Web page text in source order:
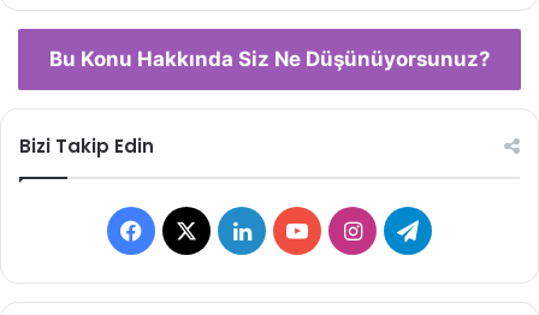
Bu Konu Hakkında Siz Ne Düşünüyorsunuz?
Bizi Takip Edin
Facebook
X LinkedInYouTubeInstagramTelegram